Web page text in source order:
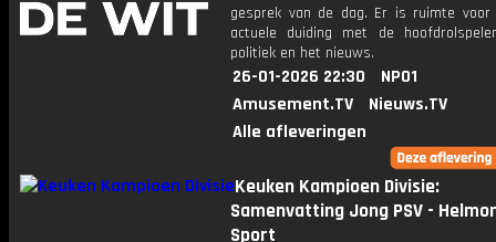
gesprek van de dag. Er is ruimte
actuele duiding met de
politiek en het nieuws.
26-01-2026 22:30
NPO1
Amusement.TV
Nieuws.TV
Alle afleveringen
Keuken Kampioen Divisie:
Samenvatting Jong PSV -
Sport